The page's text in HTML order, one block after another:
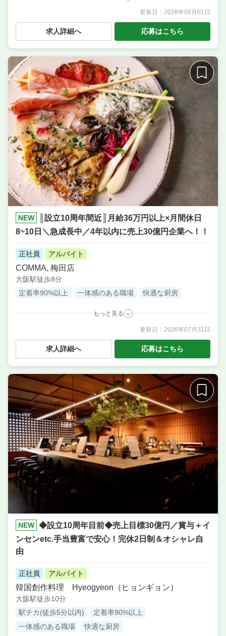
料理長候補（シェフ・板長など） ／ 店長候補・マネ
ージャー ／ 調理・キッチンスタッフ・板前 ／ サービ
ス・ホール ／ 調理補助・調理見習い ／ デリバリー・
業態 本格イタリアンバール
住所
大阪府大阪市北区曽根崎2-3-5 梅新第一生命ビルディ
ング 1-2F
席数 50席〜75席
単価 4000円〜5000円
更新日： 2026年08月01日
求人詳細へ 応募はこちら
NEW
║設立10周年間近║月給36万円以上×月間休日
8~10日＼急成長中／4年以内に売上30億円企業へ！！
正社員 アルバイト
COMMA, 梅田店
大阪駅徒歩8分
定着率90%以上
一体感のある職場 快適な厨房
もっと見る
店長候補・マネージャー ／ サービス・ホール ／ ソム
リエ ／ 料理長候補（シェフ・板長など） ／ 調理・キ
ッチンスタッフ・板前 ／ 調理補助・調理見習い ／ パ
業態 夜景と本格イタリアンを楽しむ大人の隠れ家
住所 大阪府大阪市北区堂山町15-15 鳳城ビル 7階
席数 30席〜40席
単価 3000円〜4000円
更新日： 2026年07月31日
求人詳細へ 応募はこちら
NEW ◆設立10周年目前◆売上目標30億円／賞与＋イ
ンセンetc.手当豊富で安心！完休2日制＆オシャレ自
由
正社員 アルバイト
韓国創作料理 Hyeogyeon（ヒョンギョン）
大阪駅徒歩10分
駅チカ(徒歩5分以内)
定着率90%以上
一体感のある職場
快適な厨房